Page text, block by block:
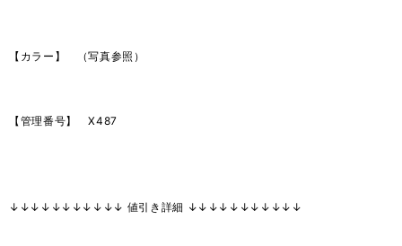
【カラー】 （写真参照）
【管理番号】 X487
↓↓↓↓↓↓↓↓↓↓↓ 値引き詳細 ↓↓↓↓↓↓↓↓↓↓↓